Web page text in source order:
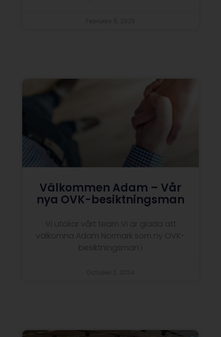
Välkommen Adam – Vår
nya OVK-besiktningsman
Vi utökar vårt team Vi är glada att
välkomna Adam Normark som ny OVK-
besiktningsman i